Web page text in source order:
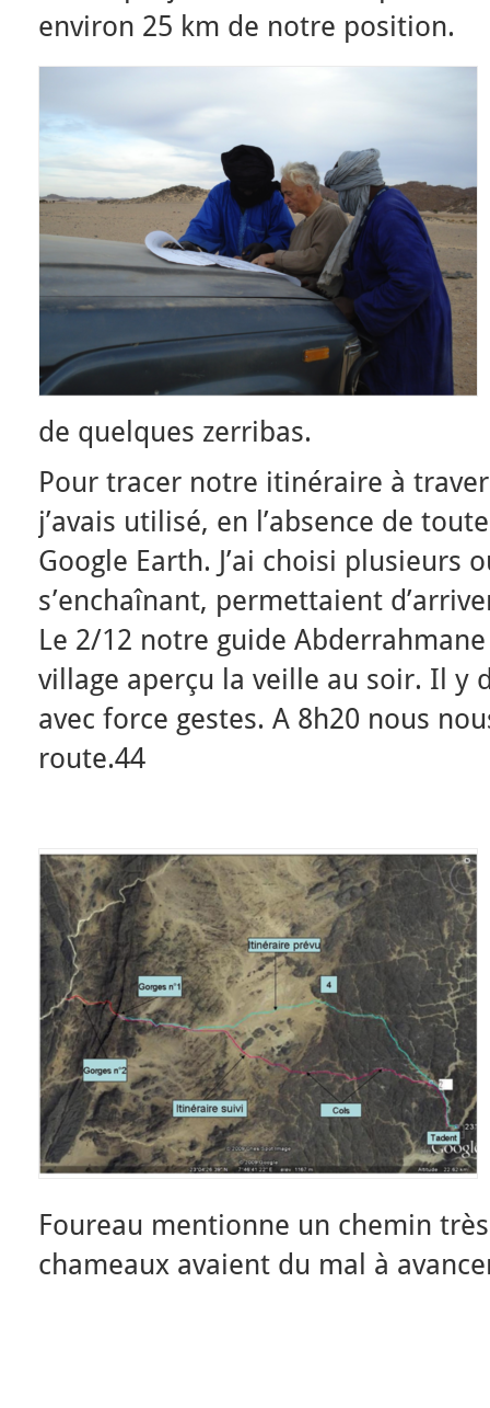
environ 25 km de notre position.
de quelques zerribas.
Pour tracer notre itinéraire à
j’avais utilisé, en l’absence de
Google Earth. J’ai choisi plusieurs
s’enchaînant, permettaient
Le 2/12 notre guide
village aperçu la veille au soir. Il y
avec force gestes. A 8h20 nous
route.44
Foureau mentionne un chemin
chameaux avaient du mal à